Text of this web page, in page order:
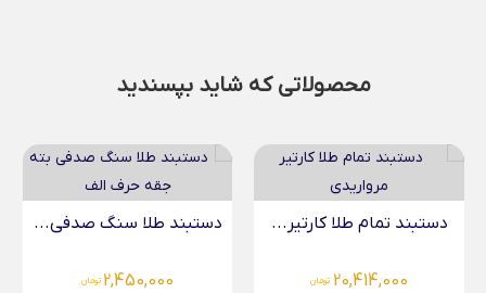
محصولاتی که شاید بپسندید
دستبند طلا سنگ صدفی...
2,450,000 تومان